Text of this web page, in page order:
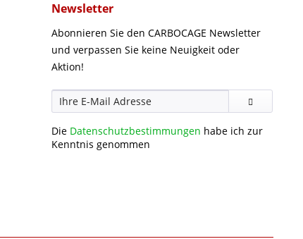
Newsletter
Abonnieren Sie den CARBOCAGE Newsletter
und verpassen Sie keine Neuigkeit oder
Aktion!
Die Datenschutzbestimmungen habe ich zur
Kenntnis genommen